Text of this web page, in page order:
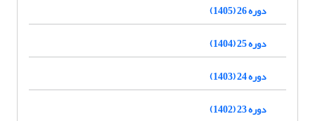
دوره 26 (1405)
دوره 25 (1404)
دوره 24 (1403)
دوره 23 (1402)